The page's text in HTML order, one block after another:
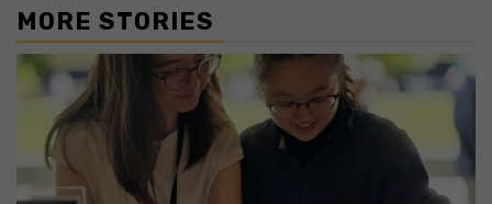
MORE STORIES